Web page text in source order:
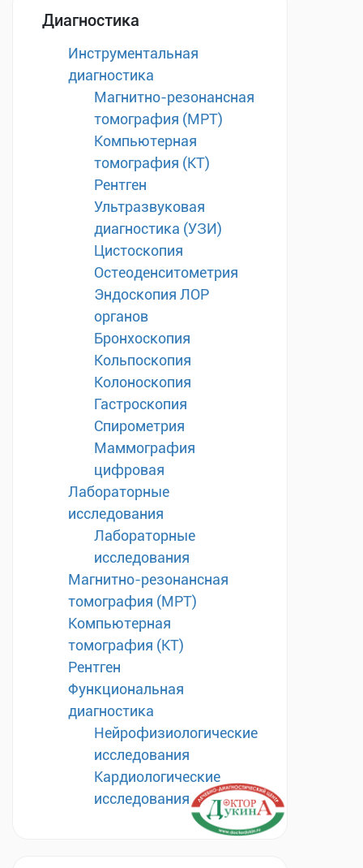
Диагностика
Инструментальная
диагностика
Магнитно-резонансная
томография (МРТ)
Компьютерная
томография (КТ)
Рентген
Ультразвуковая
диагностика (УЗИ)
Цистоскопия
Остеоденситометрия
Эндоскопия ЛОР
органов
Бронхоскопия
Кольпоскопия
Колоноскопия
Гастроскопия
Спирометрия
Маммография
цифровая
Лабораторные
исследования
Лабораторные
исследования
Магнитно-резонансная
томография (МРТ)
Компьютерная
томография (КТ)
Рентген
Функциональная
диагностика
Нейрофизиологические
исследования
Кардиологические
исследования